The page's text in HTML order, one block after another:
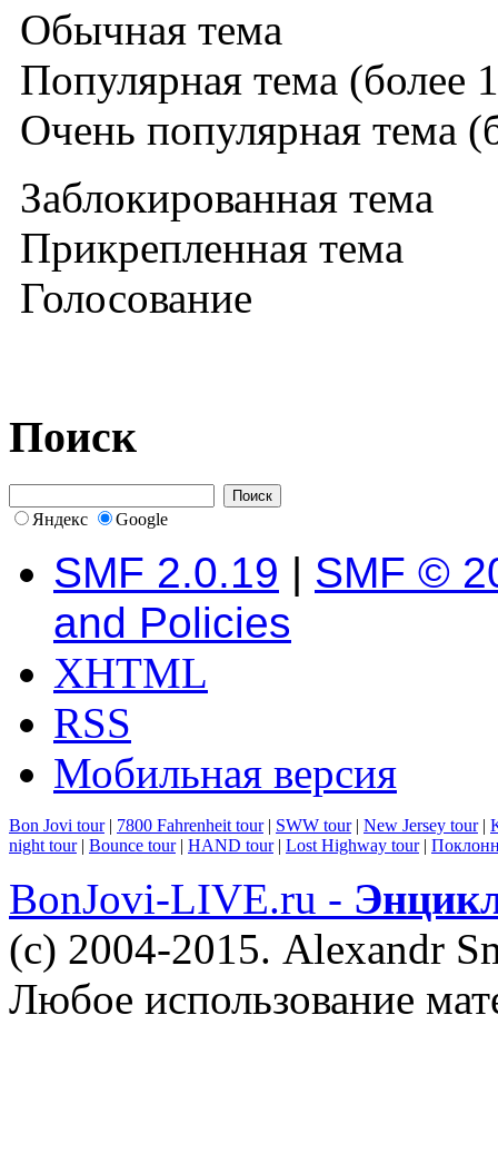
Обычная тема
Популярная тема (более
Очень популярная тема
Заблокированная тема
Прикрепленная тема
Голосование
Поиск
Яндекс Google
SMF 2.0.19 | SMF ©
and Policies
XHTML
RSS
Мобильная версия
Bon Jovi tour| 7800 Fahrenheit tour| SWW tour| New Jersey tour|
night tour| Bounce tour| HAND tour| Lost Highway tour|
BonJovi-LIVE.ru -
(c) 2004-2015. Alexandr
Любое использование